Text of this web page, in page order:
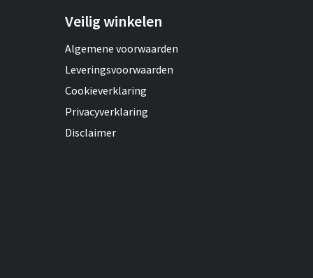
Veilig winkelen
Algemene voorwaarden
Leveringsvoorwaarden
Cookieverklaring
Privacyverklaring
Disclaimer